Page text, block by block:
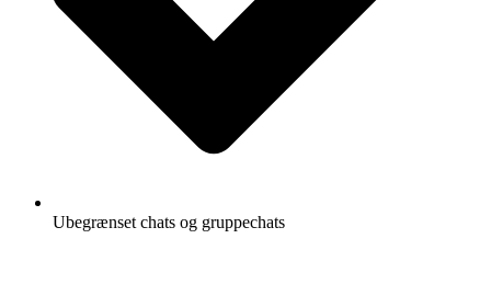
Ubegrænset chats og gruppechats